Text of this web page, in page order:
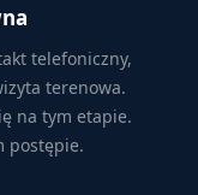
telefoniczny,
terenowa.
na tym etapie.
postępie.